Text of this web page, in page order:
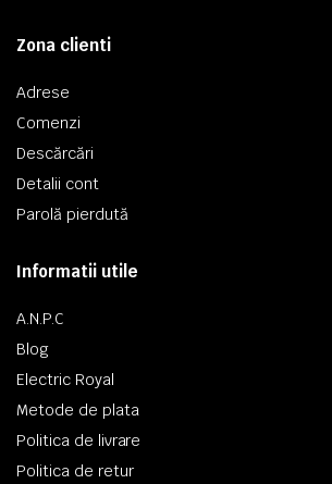
Zona clienti
Adrese
Comenzi
Descărcări
Detalii cont
Parolă pierdută
Informatii utile
A.N.P.C
Blog
Electric Royal
Metode de plata
Politica de livrare
Politica de retur